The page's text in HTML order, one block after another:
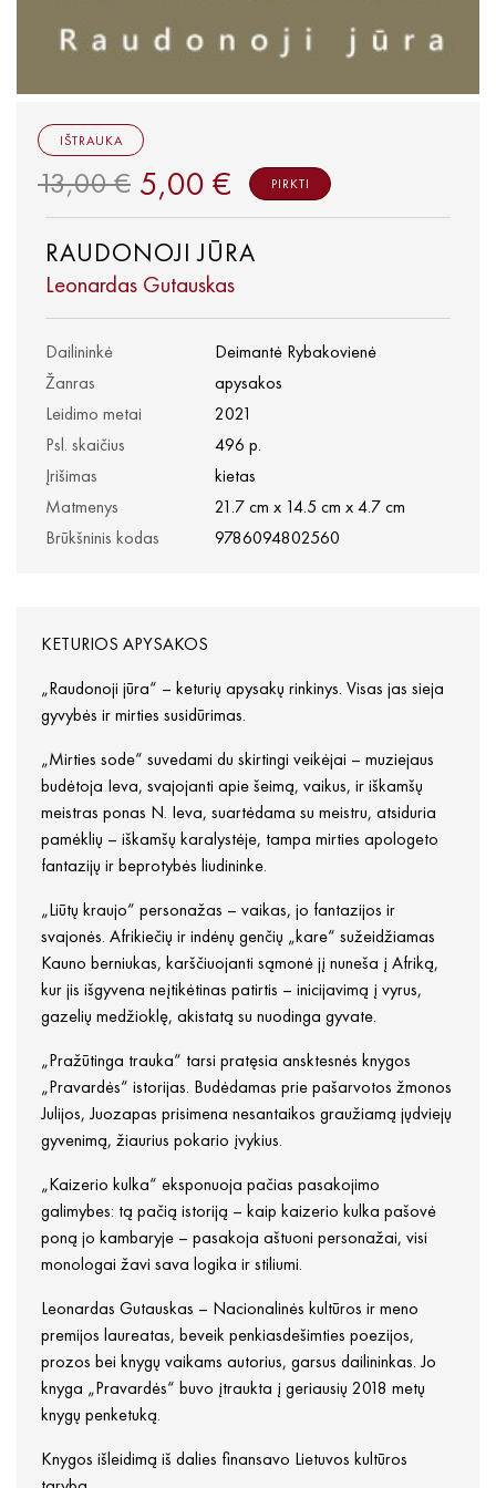
RAUDONOJI JŪRA
Leonardas Gutauskas
Dailininkė
Deimantė Rybakovienė
Žanras
apysakos
Leidimo metai
2021
Psl. skaičius
496 p.
Įrišimas
kietas
Matmenys
21.7 cm x 14.5 cm x 4.7 cm
Brūkšninis kodas
9786094802560
IŠTRAUKA
13,00 € 5,00 € PIRKTI
KETURIOS APYSAKOS
„Raudonoji jūra“ – keturių apysakų rinkinys. Visas jas sieja
gyvybės ir mirties susidūrimas.
„Mirties sode“ suvedami du skirtingi veikėjai – muziejaus
budėtoja Ieva, svajojanti apie šeimą, vaikus, ir iškamšų
meistras ponas N. Ieva, suartėdama su meistru, atsiduria
pamėklių – iškamšų karalystėje, tampa mirties apologeto
fantazijų ir beprotybės liudininke.
„Liūtų kraujo“ personažas – vaikas, jo fantazijos ir
svajonės. Afrikiečių ir indėnų genčių „kare“ sužeidžiamas
Kauno berniukas, karščiuojanti sąmonė jį nuneša į Afriką,
kur jis išgyvena neįtikėtinas patirtis – inicijavimą į vyrus,
gazelių medžioklę, akistatą su nuodinga gyvate.
„Pražūtinga trauka“ tarsi pratęsia ansktesnės knygos
„Pravardės“ istorijas. Budėdamas prie pašarvotos žmonos
Julijos, Juozapas prisimena nesantaikos graužiamą jųdviejų
gyvenimą, žiaurius pokario įvykius.
„Kaizerio kulka“ eksponuoja pačias pasakojimo
galimybes: tą pačią istoriją – kaip kaizerio kulka pašovė
poną jo kambaryje – pasakoja aštuoni personažai, visi
monologai žavi sava logika ir stiliumi.
Leonardas Gutauskas – Nacionalinės kultūros ir meno
premijos laureatas, beveik penkiasdešimties poezijos,
prozos bei knygų vaikams autorius, garsus dailininkas. Jo
knyga „Pravardės“ buvo įtraukta į geriausių 2018 metų
knygų penketuką.
Knygos išleidimą iš dalies finansavo Lietuvos kultūros